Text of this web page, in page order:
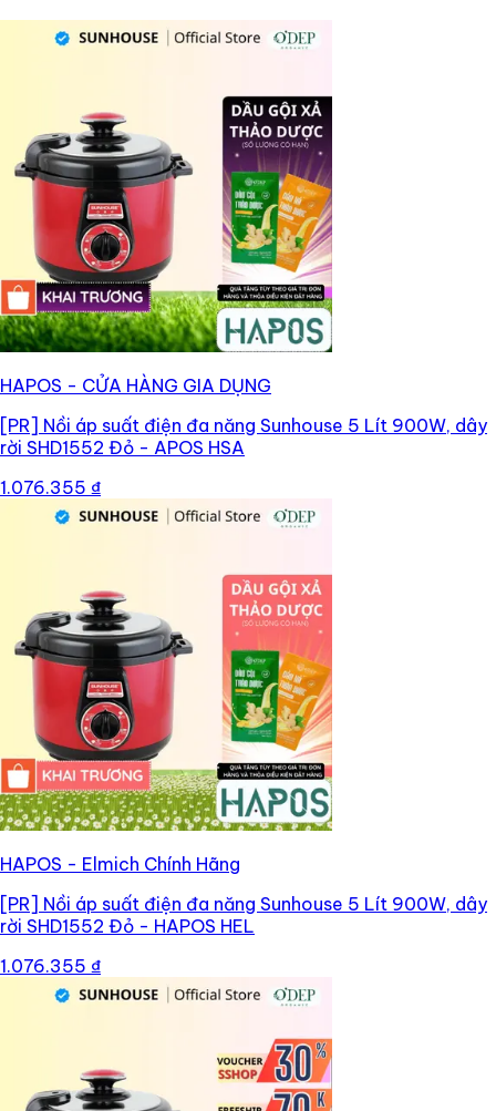
HAPOS - CỬA HÀNG GIA DỤNG
[PR] Nồi áp suất điện đa năng Sunhouse 5 Lít 900W, dây
rời SHD1552 Đỏ - APOS HSA
1.076.355 ₫
HAPOS - Elmich Chính Hãng
[PR] Nồi áp suất điện đa năng Sunhouse 5 Lít 900W, dây
rời SHD1552 Đỏ - HAPOS HEL
1.076.355 ₫